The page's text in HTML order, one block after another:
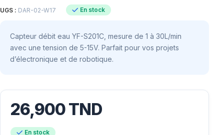
UGS : DAR-02-W17 En stock
Capteur débit eau YF-S201C, mesure de 1 à 30L/min
avec une tension de 5-15V. Parfait pour vos projets
d’électronique et de robotique.
26,900TND
En stock